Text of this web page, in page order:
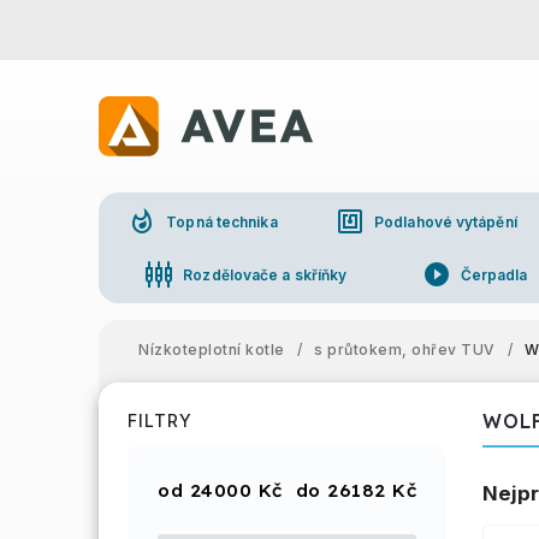
whatshot Topná technika nfc Podlahové vytápění
settings_input_component Rozdělovače a skříňky play_circle_filled Čerpadla
Nízkoteplotní kotle / s průtokem, ohřev TUV /
FILTRY
24000 Kč 26182 Kč